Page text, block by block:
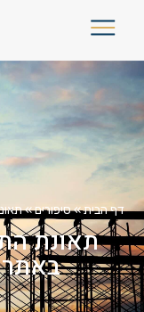
דף הבית»סיפורים»
תאונת